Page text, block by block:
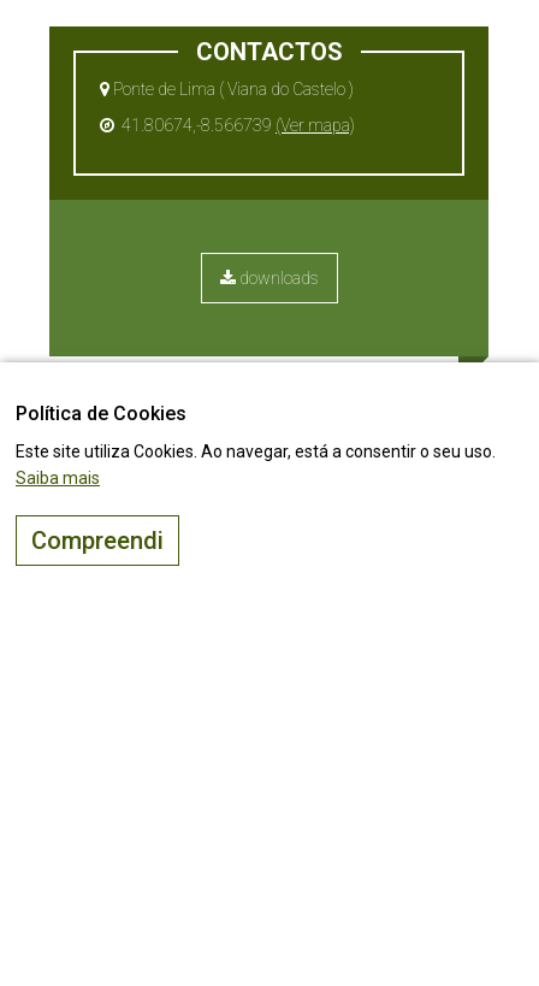
CONTACTOS
Ponte de Lima ( Viana do Castelo )
41.80674,-8.566739 (Ver mapa)
downloads
Política de Cookies
Este site utiliza Cookies. Ao navegar, está a consentir o seu uso.
Saiba mais
Compreendi